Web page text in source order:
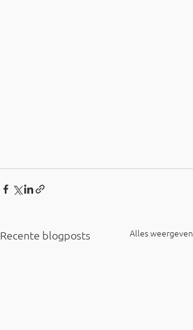
Recente blogposts Alles weergeven